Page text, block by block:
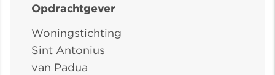
Opdrachtgever
Woningstichting
Sint Antonius
van Padua